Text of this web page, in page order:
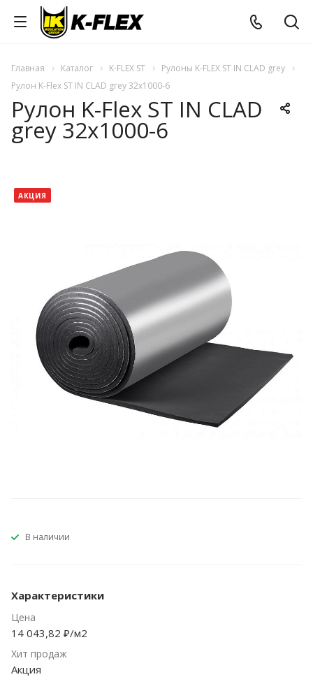
Главная Каталог K-FLEX ST
Рулоны K-FLEX ST IN CLAD grey
Рулон K-Flex ST IN CLAD grey 32x1000-6
Рулон K-Flex ST IN CLAD
grey 32x1000-6
АКЦИЯ
В наличии
Характеристики
Цена
14 043,82 ₽/м2
Хит продаж
Акция